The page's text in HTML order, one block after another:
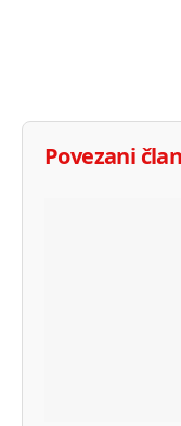
Povezani